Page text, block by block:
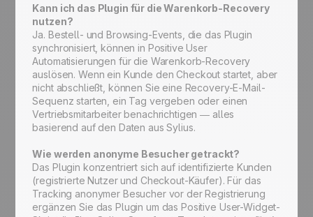
Kann ich das Plugin für die Warenkorb-Recovery
nutzen?
Ja. Bestell- und Browsing-Events, die das Plugin
synchronisiert, können in Positive User
Automatisierungen für die Warenkorb-Recovery
auslösen. Wenn ein Kunde den Checkout startet, aber
nicht abschließt, können Sie eine Recovery-E-Mail-
Sequenz starten, ein Tag vergeben oder einen
Vertriebsmitarbeiter benachrichtigen — alles
basierend auf den Daten aus Sylius.
Wie werden anonyme Besucher getrackt?
Das Plugin konzentriert sich auf identifizierte Kunden
(registrierte Nutzer und Checkout-Käufer). Für das
Tracking anonymer Besucher vor der Registrierung
ergänzen Sie das Plugin um das Positive User-Widget-